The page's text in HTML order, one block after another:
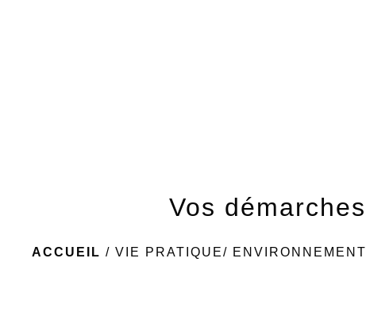
Vos démarches
ACCUEIL /VIE PRATIQUE/ ENVIRONNEMENT